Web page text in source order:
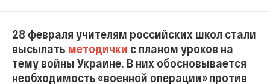
28 февраля учителям российских школ стали
высылать методички с планом уроков на
тему войны Украине. В них обосновывается
необходимость «военной операции» против